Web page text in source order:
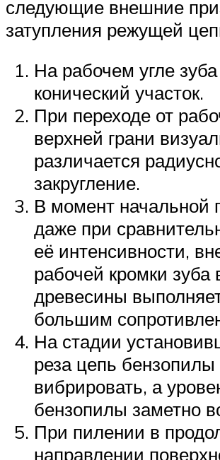
следующие внешние
затупления режущей
На рабочем угле
конический участок.
При переходе от
верхней грани
различается
закругление.
В момент начальной
даже при
её интенсивности,
рабочей кромки зуба
древесины
большим
На стадии
реза цепь бензопилы
вибрировать, а
бензопилы заметно
При пилении в
направлении